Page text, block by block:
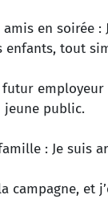
en soirée :
enfants, tout
employeur
public.
: Je suis
campagne, et